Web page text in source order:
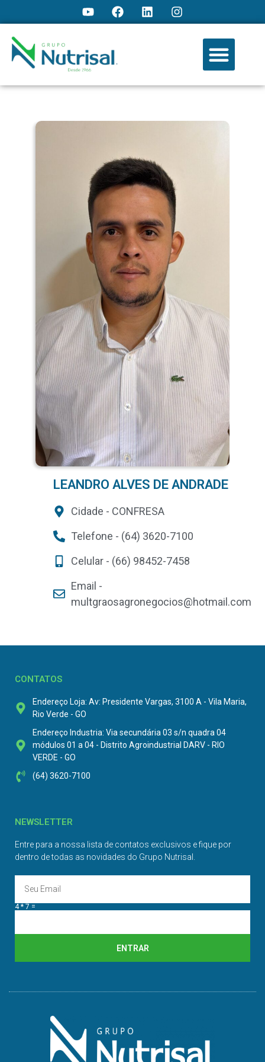
LEANDRO ALVES DE ANDRADE
Cidade - CONFRESA
Telefone - (64) 3620-7100
Celular - (66) 98452-7458
Email -
multgraosagronegocios@hotmail.com
CONTATOS
Endereço Loja: Av: Presidente Vargas, 3100 A - Vila Maria,
Rio Verde - GO
Endereço Industria: Via secundária 03 s/n quadra 04
módulos 01 a 04 - Distrito Agroindustrial DARV - RIO
VERDE - GO
(64) 3620-7100
NEWSLETTER
Entre para a nossa lista de contatos exclusivos e fique por
dentro de todas as novidades do Grupo Nutrisal.
4 * 7 =
ENTRAR